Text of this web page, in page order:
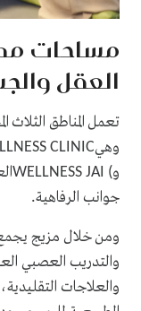
مساحات
العقل
تعمل المناطق الثلاث
وهيCLINIC
وWELLNESS JAI (
جوانب الرفاهية.
ومن خلال مزيج
والتدريب العصبي
والعلاجات